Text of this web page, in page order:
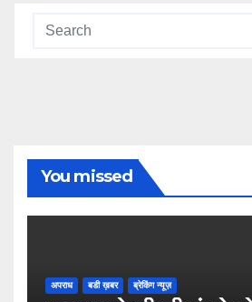
You missed
अपराध बडी ख़बर ब्रेकिंग न्यूज़